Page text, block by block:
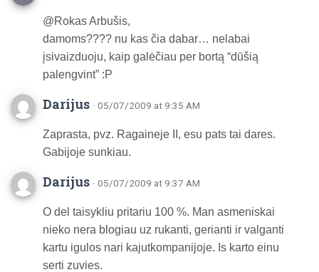
@Rokas Arbušis,
damoms???? nu kas čia dabar… nelabai
įsivaizduoju, kaip galėčiau per bortą “dūšią
palengvint” :P
Darijus · 05/07/2009 at 9:35 AM
Zaprasta, pvz. Ragaineje II, esu pats tai dares.
Gabijoje sunkiau.
Darijus · 05/07/2009 at 9:37 AM
O del taisykliu pritariu 100 %. Man asmeniskai
nieko nera blogiau uz rukanti, gerianti ir valganti
kartu igulos nari kajutkompanijoje. Is karto einu
serti zuvies.